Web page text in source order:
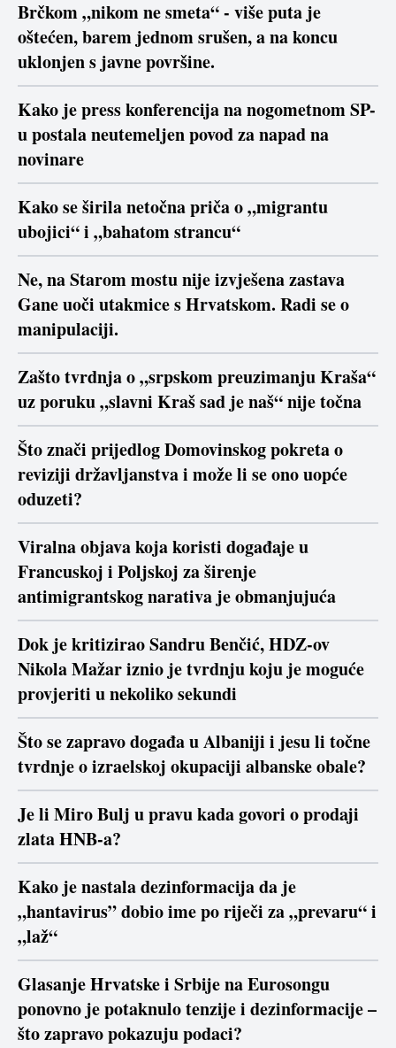
Brčkom „nikom ne smeta“ - više puta je
oštećen, barem jednom srušen, a na koncu
uklonjen s javne površine.
Kako je press konferencija na nogometnom SP-
u postala neutemeljen povod za napad na
novinare
Kako se širila netočna priča o „migrantu
ubojici“ i „bahatom strancu“
Ne, na Starom mostu nije izvješena zastava
Gane uoči utakmice s Hrvatskom. Radi se o
manipulaciji.
Zašto tvrdnja o „srpskom preuzimanju Kraša“
uz poruku „slavni Kraš sad je naš“ nije točna
Što znači prijedlog Domovinskog pokreta o
reviziji državljanstva i može li se ono uopće
oduzeti?
Viralna objava koja koristi događaje u
Francuskoj i Poljskoj za širenje
antimigrantskog narativa je obmanjujuća
Dok je kritizirao Sandru Benčić, HDZ-ov
Nikola Mažar iznio je tvrdnju koju je moguće
provjeriti u nekoliko sekundi
Što se zapravo događa u Albaniji i jesu li točne
tvrdnje o izraelskoj okupaciji albanske obale?
Je li Miro Bulj u pravu kada govori o prodaji
zlata HNB-a?
Kako je nastala dezinformacija da je
„hantavirus” dobio ime po riječi za „prevaru“ i
„laž“
Glasanje Hrvatske i Srbije na Eurosongu
ponovno je potaknulo tenzije i dezinformacije –
što zapravo pokazuju podaci?